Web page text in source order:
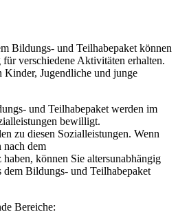
Bildungs- und Teilhabepaket können
verschiedene Aktivitäten erhalten.
Jugendliche und junge
und Teilhabepaket werden im
bewilligt.
zu diesen Sozialleistungen. Wenn
nach dem
können Sie altersunabhängig
Bildungs- und Teilhabepaket
Bereiche: